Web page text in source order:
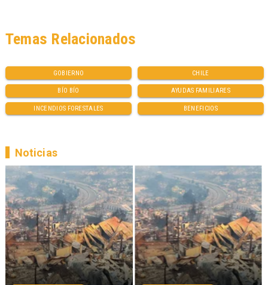
GOBIERNO CHILE
BÍO BÍO AYUDAS FAMILIARES
INCENDIOS FORESTALES BENEFICIOS
Temas Relacionados
Noticias